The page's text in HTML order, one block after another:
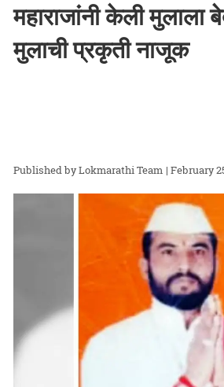
महाराजांनी केली मुलाला
मुलाची प्रकृती नाजूक
Lokmarathi Team | February